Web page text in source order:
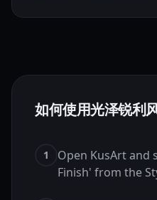
如何使用光泽锐利
1
Open KusArt and
Finish' from the